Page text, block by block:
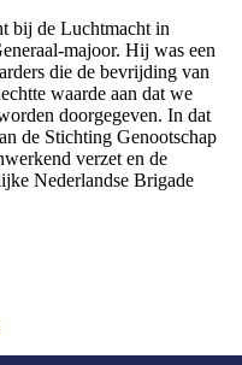
bij de Luchtmacht in
majoor. Hij was een
die de bevrijding van
waarde aan dat we
doorgegeven. In dat
de Stichting Genootschap
verzet en de
Nederlandse Brigade